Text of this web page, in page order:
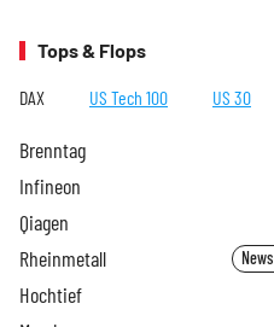
Tops & Flops
DAX US Tech 100 US 30
Brenntag
Infineon
Qiagen
Rheinmetall News
Hochtief